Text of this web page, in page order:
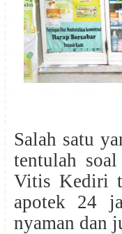
Salah satu
tentulah
Vitis Kediri
apotek 24
nyaman dan